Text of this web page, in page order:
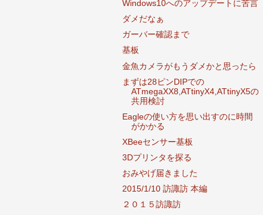
Windows10へのアップデートに苦言
ダメだなぁ
ガーバー確認まで
基板
金魚カメラがもうダメかと思ったら
まずは28ピンDIPでの
ATmegaXX8,ATtinyX4,ATtinyX5の
共用検討
Eagleの使い方を思い出すのに時間
がかかる
XBeeセンサー基板
3Dプリンタを探る
おみやげ届きました
2015/1/10 訪諏訪 本編
２０１５訪諏訪